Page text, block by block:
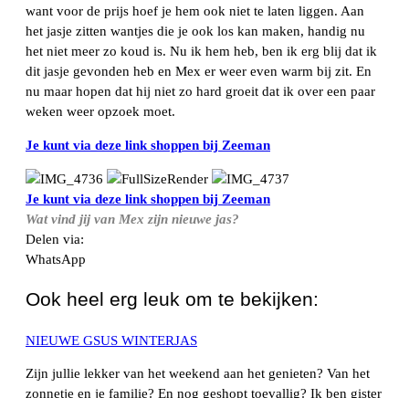
want voor de prijs hoef je hem ook niet te laten liggen. Aan
het jasje zitten wantjes die je ook los kan maken, handig nu
het niet meer zo koud is. Nu ik hem heb, ben ik erg blij dat ik
dit jasje gevonden heb en Mex er weer even warm bij zit. En
nu maar hopen dat hij niet zo hard groeit dat ik over een paar
weken weer opzoek moet.
Je kunt via deze link shoppen bij Zeeman
Je kunt via deze link shoppen bij Zeeman
Wat vind jij van Mex zijn nieuwe jas?
Delen via:
WhatsApp
Ook heel erg leuk om te bekijken:
NIEUWE GSUS WINTERJAS
Zijn jullie lekker van het weekend aan het genieten? Van het
zonnetje en je familie? En nog geshopt toevallig? Ik ben gister